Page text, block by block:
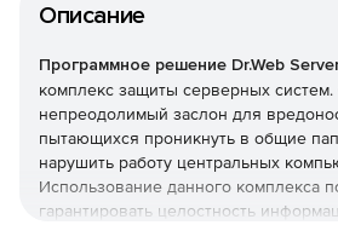
Описание
Программное решение Dr.Web
комплекс защиты серверных
непреодолимый заслон для
пытающихся проникнуть в общие
нарушить работу центральных
Использование данного комплекса
гарантировать целостность